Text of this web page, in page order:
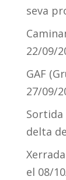
seva
22/09/
GAF
27/09/
Sortida
delta
el 08/